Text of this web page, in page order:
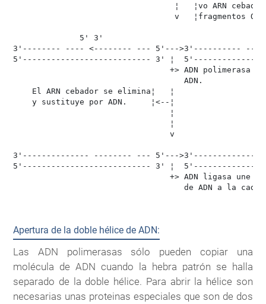
¦   ¦vo ARN
v   ¦fragmentos
              5' 3'
3'-------- ---- <-------- --- 5'--->3'----------
5'--------------------------- 3' ¦
+> ADN polimerasa
                                    ADN.
    El ARN cebador se elimina¦   ¦
    y sustituye por ADN.     ¦<--¦
                                 ¦
                                 ¦
                                 v
3'-------------- -------- --- 5'---
5'--------------------------- 3' ¦
+> ADN ligasa une
de ADN a la
Apertura de la doble hélice de ADN:
Las ADN polimerasas sólo pueden copiar una
molécula de ADN cuando la hebra patrón se halla
separado de la doble hélice. Para abrir la hélice son
necesarias unas proteinas especiales que son de dos